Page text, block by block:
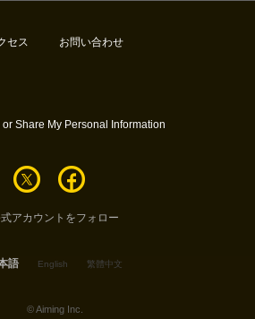
セス お問い合わせ
or Share My Personal Information
アカウントをフォロー
語 English 繁體中文
© Aiming Inc.